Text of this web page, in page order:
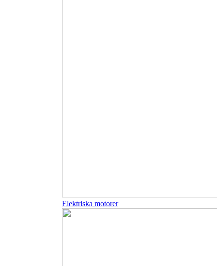
Elektriska motorer